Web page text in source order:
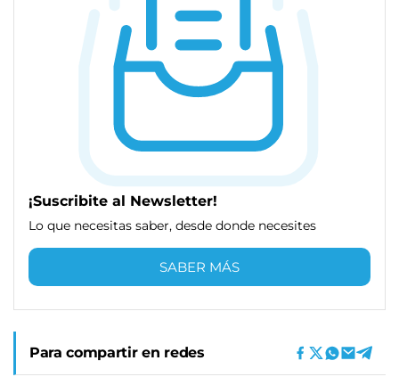
¡Suscribite al Newsletter!
Lo que necesitas saber, desde donde necesites
SABER MÁS
Para compartir en redes